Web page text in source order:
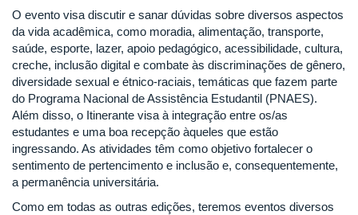
O evento visa discutir e sanar dúvidas sobre diversos aspectos
da vida acadêmica, como moradia, alimentação, transporte,
saúde, esporte, lazer, apoio pedagógico, acessibilidade, cultura,
creche, inclusão digital e combate às discriminações de gênero,
diversidade sexual e étnico-raciais, temáticas que fazem parte
do Programa Nacional de Assistência Estudantil (PNAES).
Além disso, o Itinerante visa à integração entre os/as
estudantes e uma boa recepção àqueles que estão
ingressando. As atividades têm como objetivo fortalecer o
sentimento de pertencimento e inclusão e, consequentemente,
a permanência universitária.
Como em todas as outras edições, teremos eventos diversos